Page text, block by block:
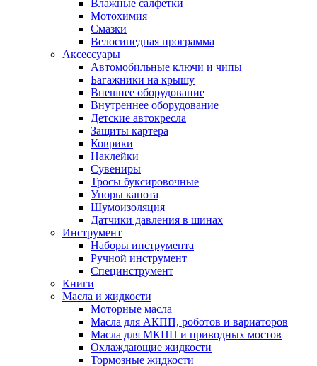
Влажные салфетки
Мотохимия
Смазки
Велосипедная программа
Аксессуары
Автомобильные ключи и чипы
Багажники на крышу
Внешнее оборудование
Внутреннее оборудование
Детские автокресла
Защиты картера
Коврики
Наклейки
Сувениры
Тросы буксировочные
Упоры капота
Шумоизоляция
Датчики давления в шинах
Инструмент
Наборы инструмента
Ручной инструмент
Специнструмент
Книги
Масла и жидкости
Моторные масла
Масла для АКПП, роботов и вариаторов
Масла для МКПП и приводных мостов
Охлаждающие жидкости
Тормозные жидкости